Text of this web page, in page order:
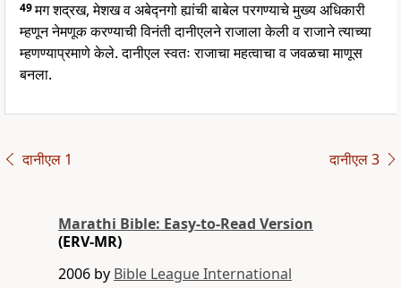
49मग शद्रख, मेशख व अबेद्नगो ह्यांची बाबेल परगण्याचे मुख्य अधिकारी
म्हणून नेमणूक करण्याची विनंती दानीएलने राजाला केली व राजाने त्याच्या
म्हणण्याप्रमाणे केले. दानीएल स्वतः राजाचा महत्वाचा व जवळचा माणूस
बनला.
दानीएल 1 दानीएल 3
Marathi Bible: Easy-to-Read Version
(ERV-MR)
2006 by Bible League International